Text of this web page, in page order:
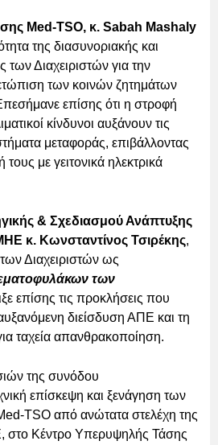
Med-TSO, κ. Sabah Mashaly
της διασυνοριακής και
των Διαχειριστών για την
των κοινών ζητημάτων
επίσης ότι η στροφή
κίνδυνοι αυξάνουν τις
μεταφοράς, επιβάλλοντας
με γειτονικά ηλεκτρικά
& Σχεδιασμού Ανάπτυξης
κ. Κωνσταντίνος Τσιρέκης,
Διαχειριστών ως
των
επίσης τις προκλήσεις που
διείσδυση ΑΠΕ και τη
ταχεία απανθρακοποίηση.
της συνόδου
επίσκεψη και ξενάγηση των
TSO από ανώτατα στελέχη της
στο Κέντρο Υπερυψηλής Τάσης